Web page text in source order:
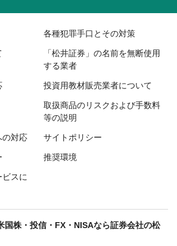
各種犯罪手口とその対策
「松井証券」の名前を無断使用
する業者
投資用教材販売業者について
取扱商品のリスクおよび手数料
等の説明
の対応 サイトポリシー
推奨環境
スに
国株・投信・FX・NISAなら証券会社の松